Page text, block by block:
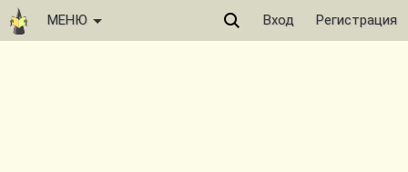
МЕНЮ Вход Регистрация